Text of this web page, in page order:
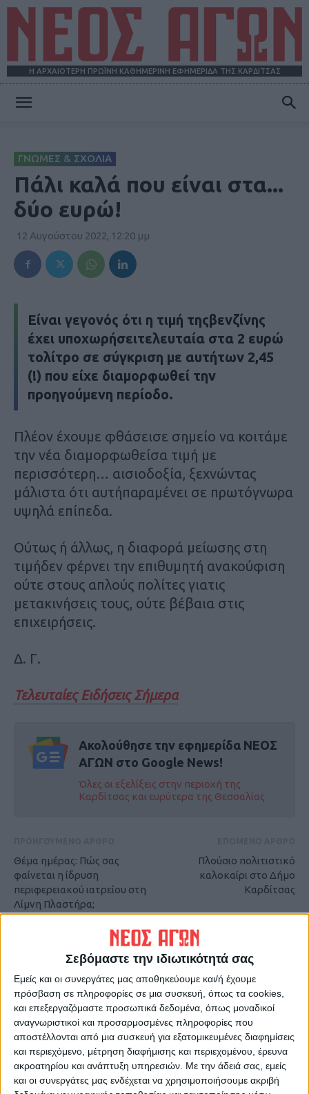
Σεβόμαστε την ιδιωτικότητά σας
Εμείς και οι συνεργάτες μας αποθηκεύουμε και/ή έχουμε
πρόσβαση σε πληροφορίες σε μια συσκευή, όπως τα cookies,
και επεξεργαζόμαστε προσωπικά δεδομένα, όπως μοναδικοί
αναγνωριστικοί και προσαρμοσμένες πληροφορίες που
αποστέλλονται από μια συσκευή για εξατομικευμένες διαφημίσεις
και περιεχόμενο, μέτρηση διαφήμισης και περιεχομένου, έρευνα
ακροατηρίου και ανάπτυξη υπηρεσιών. Με την άδειά σας, εμείς
και οι συνεργάτες μας ενδέχεται να χρησιμοποιήσουμε ακριβή
Η ΑΡΧΑΙΟΤΕΡΗ ΠΡΩΪΝΗ ΚΑΘΗΜΕΡΙΝΗ ΕΦΗΜΕΡΙΔΑ ΤΗΣ ΚΑΡΔΙΤΣΑΣ
ΓΝΩΜΕΣ & ΣΧΟΛΙΑ
Πάλι καλά που είναι στα...
δύο ευρώ!
12 Αυγούστου 2022, 12:20 μμ
Είναι γεγονός ότι η τιμή τηςβενζίνης
έχει υποχωρήσειτελευταία στα 2 ευρώ
τολίτρο σε σύγκριση με αυτήτων 2,45
(!) που είχε διαμορφωθεί την
προηγούμενη περίοδο.
Πλέον έχουμε φθάσεισε σημείο να κοιτάμε
την νέα διαμορφωθείσα τιμή με
περισσότερη… αισιοδοξία, ξεχνώντας
μάλιστα ότι αυτήπαραμένει σε πρωτόγνωρα
υψηλά επίπεδα.
Ούτως ή άλλως, η διαφορά μείωσης στη
τιμήδεν φέρνει την επιθυμητή ανακούφιση
ούτε στους απλούς πολίτες γιατις
μετακινήσεις τους, ούτε βέβαια στις
επιχειρήσεις.
Δ. Γ.
Τελευταίες Ειδήσεις Σήμερα
Ακολούθησε την εφημερίδα ΝΕΟΣ
ΑΓΩΝ στο Google News!
Όλες οι εξελίξεις στην περιοχή της
Καρδίτσας και ευρύτερα της Θεσσαλίας
Θέμα ημέρας: Πώς σας
φαίνεται η ίδρυση
περιφερειακού ιατρείου στη
Λίμνη Πλαστήρα;
Πλούσιο πολιτιστικό
καλοκαίρι στο Δήμο
Καρδίτσας
ΝΕΟΣ ΑΓΩΝ
https://neosagon.gr
Η Αρχαιότερη Καθημερινή Πρωινή Εφημερίδα της Καρδίτσας